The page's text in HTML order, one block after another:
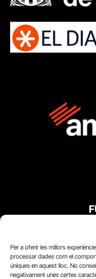
Per a oferir les millors
processar dades com el
úniques en aquest lloc. No
negativament unes certes